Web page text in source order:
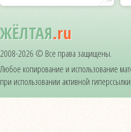
ЖЁЛТАЯ.ru
2008-2026 © Все права защищены.
Любое копирование и использование
при использовании активной